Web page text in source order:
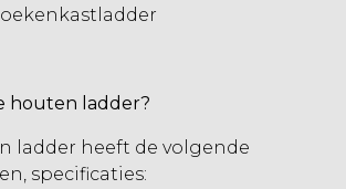
houten ladder?
ladder heeft de volgende
specificaties: